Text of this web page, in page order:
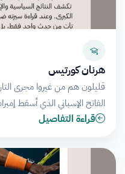
هرنان كورتيس
قليلون هم من غيروا مجرى
الفاتح الإسباني الذي أسقط
قراءة التفاصيل